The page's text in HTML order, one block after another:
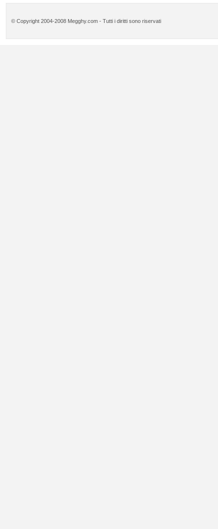
© Copyright 2004-2008 Megghy.com - Tutti i diritti sono riservati